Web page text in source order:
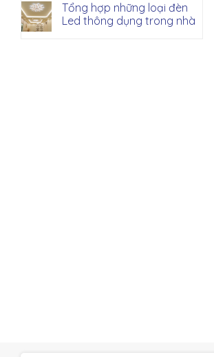
Tổng hợp những loại đèn
Led thông dụng trong nhà